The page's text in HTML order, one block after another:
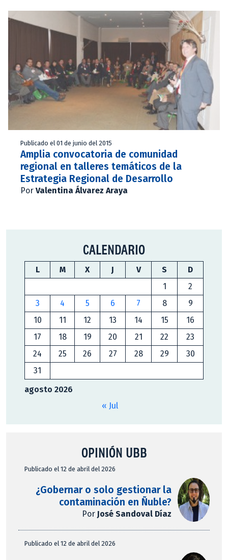
Publicado el 01 de junio del 2015
Amplia convocatoria de comunidad
regional en talleres temáticos de la
Estrategia Regional de Desarrollo
Por Valentina Álvarez Araya
CALENDARIO
agosto 2026
L M X J V S
D
1
2
3
4 5 6 7 8
9
10
11 12 13 14 15
16
17
18 19 20 21 22
23
24
25 26 27 28 29
30
31
« Jul
OPINIÓN UBB
Publicado el 12 de abril del 2026
¿Gobernar o solo gestionar la
contaminación en Ñuble?
Por José Sandoval Díaz
Publicado el 12 de abril del 2026